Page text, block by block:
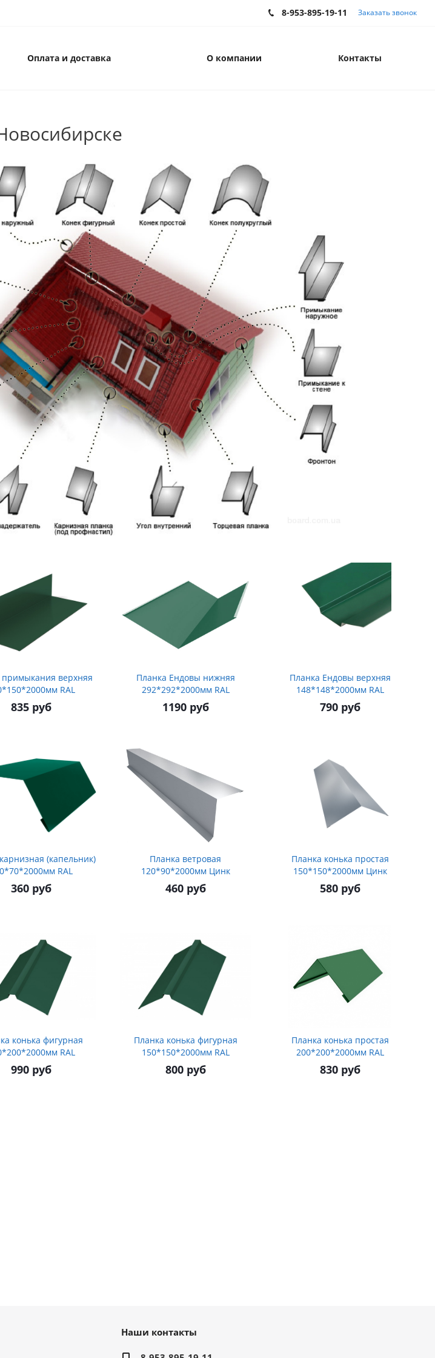
8-953-895-19-11 Заказать звонок
Оплата и доставка О компании Контакты
примыкания верхняя
RAL
835 руб
Планка Ендовы нижняя
292*292*2000мм RAL
1190 руб
Планка Ендовы верхняя
148*148*2000мм RAL
790 руб
(капельник)
RAL
360 руб
Планка ветровая
120*90*2000мм Цинк
460 руб
Планка конька простая
150*150*2000мм Цинк
580 руб
конька фигурная
RAL
990 руб
Планка конька фигурная
150*150*2000мм RAL
800 руб
Планка конька простая
200*200*2000мм RAL
830 руб
Наши контакты